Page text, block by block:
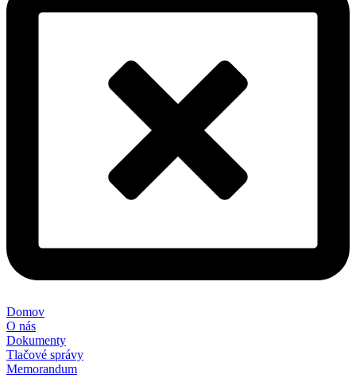
Domov
O nás
Dokumenty
Tlačové správy
Memorandum